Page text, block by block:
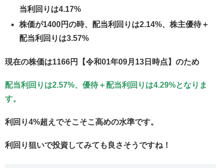
当利回りは4.17%
株価が1400円の時、配当利回りは2.14%、株主優待＋
配当利回りは3.57%
現在の株価は1166円【令和01年09月13日時点】のため
配当利回りは2.57%、優待＋配当利回りは4.29%となりま
す。
利回り4%超えでそこそこ高めの水準です。
利回り狙いで投資してみても良さそうですね！